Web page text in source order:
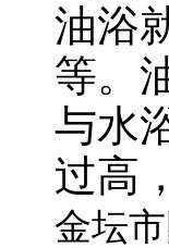
油浴
等。
与水
过高
金坛